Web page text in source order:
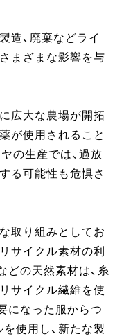
造、廃棄などライ
まざまな影響を与
広大な農場が開拓
が使用されること
の生産では、過放
る可能性も危惧さ
取り組みとしてお
サイクル素材の利
どの天然素材は、糸
サイクル繊維を使
になった服からつ
使用し、新たな製